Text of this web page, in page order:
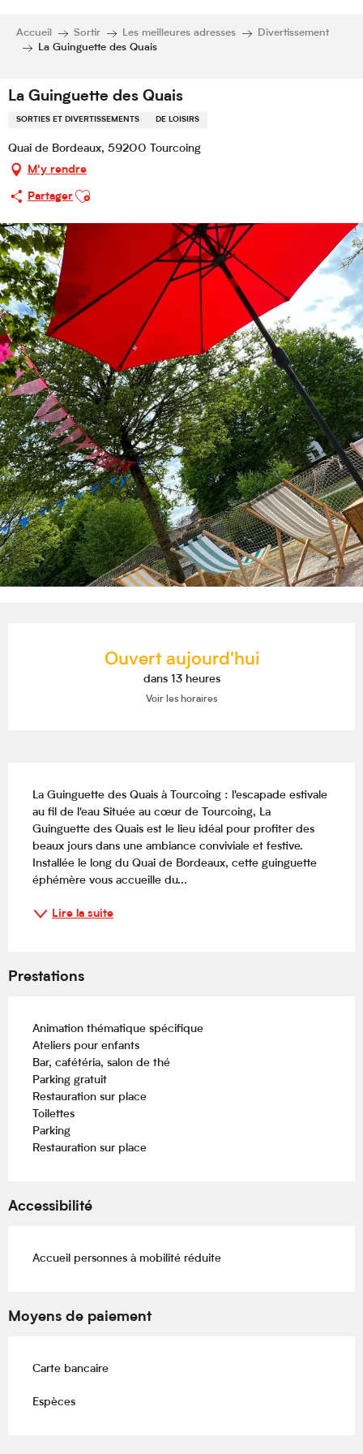
Accueil Sortir Les meilleures adresses
Divertissement
La Guinguette des Quais
La Guinguette des Quais
SORTIES ET DIVERTISSEMENTS DE LOISIRS
Quai de Bordeaux, 59200 Tourcoing
M'y rendre
Partager
Ajouter aux favoris
Ouvert aujourd'hui
dans 13 heures
Voir les horaires
La Guinguette des Quais à Tourcoing : l'escapade estivale
au fil de l'eau Située au cœur de Tourcoing, La
Guinguette des Quais est le lieu idéal pour profiter des
beaux jours dans une ambiance conviviale et festive.
Installée le long du Quai de Bordeaux, cette guinguette
éphémère vous accueille du...
Lire la suite
Prestations
Animation thématique spécifique
Ateliers pour enfants
Bar, cafétéria, salon de thé
Parking gratuit
Restauration sur place
Toilettes
Parking
Restauration sur place
Accessibilité
Accueil personnes à mobilité réduite
Moyens de paiement
Carte bancaire
Espèces